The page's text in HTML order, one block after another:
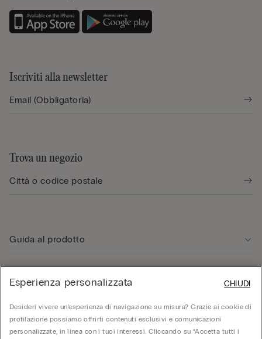
Iscriviti alla newsletter
Trova un negozio
Guida al prodotto
Area Legale
Esperienza personalizzata
Desideri vivere un’esperienza di navigazione su misura? Grazie ai cookie di
profilazione possiamo offrirti contenuti esclusivi e comunicazioni
personalizzate, in linea con i tuoi interessi. Cliccando su “Accetta tutti i
CHIUDI